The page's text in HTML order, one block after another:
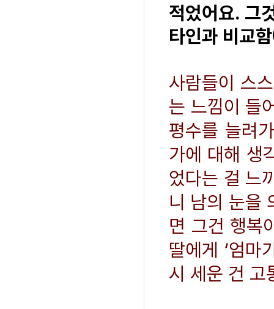
적었어요. 그
타인과 비교
사람들이 스
는 느낌이 들
평수를 늘려
가에 대해 생
었다는 걸 느
니 남의 눈을
면 그건 행복
딸에게 ‘엄마
시 세운 건 고